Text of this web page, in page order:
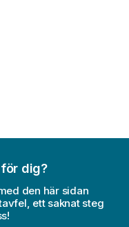
dig?
den här sidan
ett saknat steg